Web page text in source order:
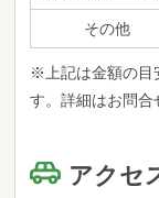
その他
※上記は金額の目
す。詳細はお問合
アクセ